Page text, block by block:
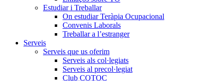
Estudiar i Treballar
On estudiar Teràpia Ocupacional
Convenis Laborals
Treballar a l’estranger
Serveis
Serveis que us oferim
Serveis als col·legiats
Serveis al precol·legiat
Club COTOC